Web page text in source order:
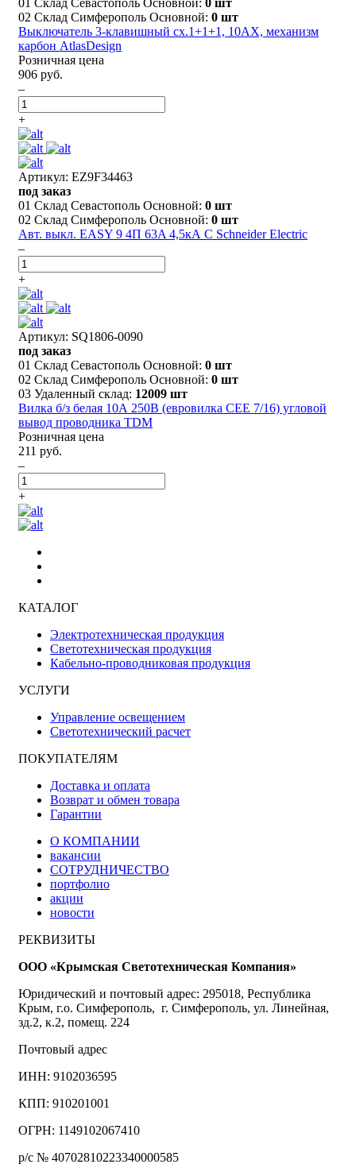
02 Склад Симферополь Основной: 0 шт
Выключатель 3-клавишный сх.1+1+1, 10АХ, механизм
карбон AtlasDesign
Розничная цена
906 руб.
–
+
Артикул: EZ9F34463
под заказ
01 Склад Севастополь Основной: 0 шт
02 Склад Симферополь Основной: 0 шт
Авт. выкл. EASY 9 4П 63A 4,5кА С Schneider Electric
–
+
Артикул: SQ1806-0090
под заказ
01 Склад Севастополь Основной: 0 шт
02 Склад Симферополь Основной: 0 шт
03 Удаленный склад: 12009 шт
Вилка б/з белая 10А 250В (евровилка CEE 7/16) угловой
вывод проводника TDM
Розничная цена
211 руб.
–
+
КАТАЛОГ
Электротехническая продукция
Светотехническая продукция
Кабельно-проводниковая продукция
УСЛУГИ
Управление освещением
Светотехнический расчет
ПОКУПАТЕЛЯМ
Доставка и оплата
Возврат и обмен товара
Гарантии
О КОМПАНИИ
вакансии
СОТРУДНИЧЕСТВО
портфолио
акции
новости
РЕКВИЗИТЫ
ООО «Крымская Светотехническая Компания»
Юридический и почтовый адрес: 295018, Республика
Крым, г.о. Симферополь, г. Симферополь, ул. Линейная,
зд.2, к.2, помещ. 224
Почтовый адрес
ИНН: 9102036595
КПП: 910201001
ОГРН: 1149102067410
р/с № 40702810223340000585